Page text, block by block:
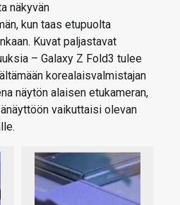
näkyvän
kun taas etupuolta
Kuvat paljastavat
– Galaxy Z Fold3 tulee
korealaisvalmistajan
näytön alaisen etukameran,
vaikuttaisi olevan